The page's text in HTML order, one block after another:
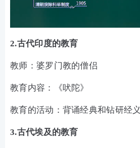
2.古代印度的教育
教师：婆罗门教的僧侣
教育内容：《吠陀》
教育的活动：背诵经典和钻研经义
3.古代埃及的教育